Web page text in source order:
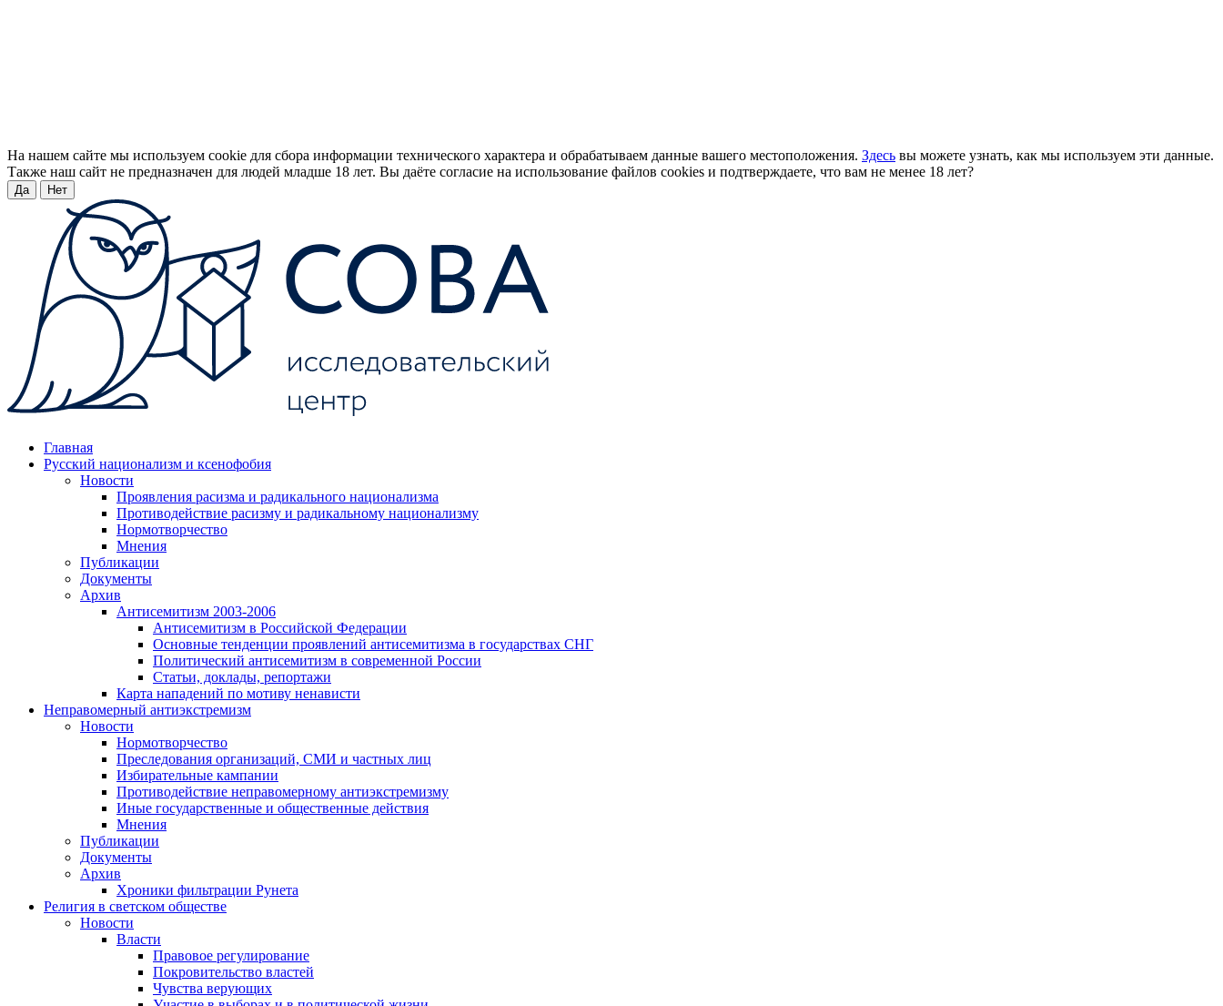
На нашем сайте мы используем cookie для сбора информации технического характера и обрабатываем данные вашего местоположения. Здесь вы можете узнать, как мы используем эти данные.
Также наш сайт не предназначен для людей младше 18 лет. Вы даёте согласие на использование файлов cookies и подтверждаете, что вам не менее 18 лет?
Да Нет
Главная
Русский национализм и ксенофобия
Новости
Проявления расизма и радикального национализма
Противодействие расизму и радикальному национализму
Нормотворчество
Мнения
Публикации
Документы
Архив
Антисемитизм 2003-2006
Антисемитизм в Российской Федерации
Основные тенденции проявлений антисемитизма в государствах СНГ
Политический антисемитизм в современной России
Статьи, доклады, репортажи
Карта нападений по мотиву ненависти
Неправомерный антиэкстремизм
Новости
Нормотворчество
Преследования организаций, СМИ и частных лиц
Избирательные кампании
Противодействие неправомерному антиэкстремизму
Иные государственные и общественные действия
Мнения
Публикации
Документы
Архив
Хроники фильтрации Рунета
Религия в светском обществе
Новости
Власти
Правовое регулирование
Покровительство властей
Чувства верующих